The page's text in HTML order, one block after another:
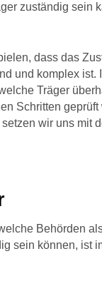
zuständig sein
dass das
und komplex
Träger
Schritten
wir uns mit
Behörden
sein können, ist